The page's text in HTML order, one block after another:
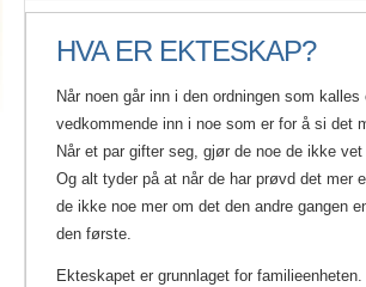
HVA ER EKTESKAP?
Når noen går inn i den ordningen som
vedkommende inn i noe som er for å si det
Når et par gifter seg, gjør de noe de ikke vet
Og alt tyder på at når de har prøvd det mer
de ikke noe mer om det den andre gangen
den første.
Ekteskapet er grunnlaget for familieenheten.